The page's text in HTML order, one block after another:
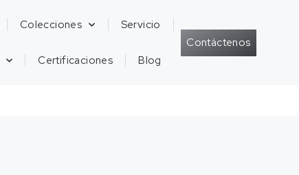
Colecciones Servicio
Certificaciones Blog
Contáctenos